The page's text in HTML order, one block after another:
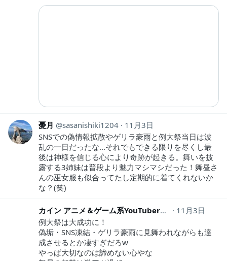
憂月 sasanishiki1204
11月3日
SNSでの偽情報拡散やゲリラ豪雨と例大祭当日は波
乱の一日だったな...それでもできる限りを尽くし最
後は神様を信じる心により奇跡が起きる。舞いを披
露する3姉妹は普段より魅力マシマシだった！舞昼さ
んの巫女服も似合ってたし定期的に着てくれないか
な？(笑)
カイン アニメ＆ゲーム系YouTuber Rin0228X
11月3日
例大祭は大成功に！
偽垢・SNS凍結・ゲリラ豪雨に見舞われながらも達
成させるとか凄すぎだろw
やっぱ大切なのは諦めない心やな